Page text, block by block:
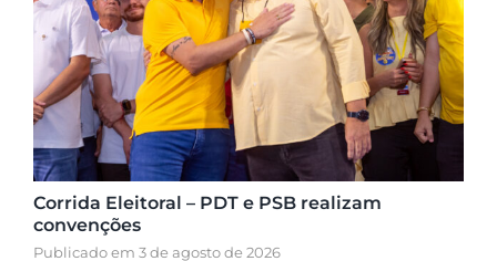
Corrida Eleitoral – PDT e PSB realizam
convenções
Publicado em 3 de agosto de 2026